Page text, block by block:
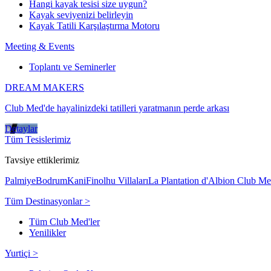
Hangi kayak tesisi size uygun?
Kayak seviyenizi belirleyin
Kayak Tatili Karşılaştırma Motoru
Meeting & Events
Toplantı ve Seminerler
DREAM MAKERS
Club Med'de hayalinizdeki tatilleri yaratmanın perde arkası
Detaylar
Tüm Tesislerimiz
Tavsiye ettiklerimiz
PalmiyeBodrumKaniFinolhu VillalarıLa Plantation d'Albion Club
Tüm Destinasyonlar >
Tüm Club Med'ler
Yenilikler
Yurtiçi >